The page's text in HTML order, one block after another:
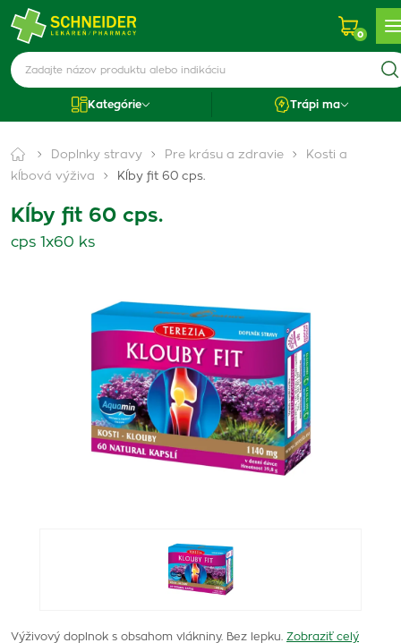
0
Kategórie Trápi ma
Doplnky stravy Pre krásu a zdravie
Kosti a
kĺbová výživa
Kĺby fit 60 cps.
Kĺby fit 60 cps.
cps 1x60 ks
Výživový doplnok s obsahom vlákniny. Bez lepku. Zobraziť celý